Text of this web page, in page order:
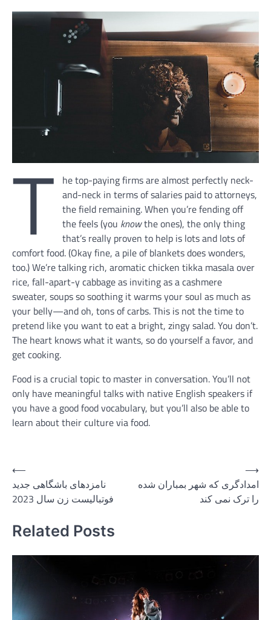
T he top-paying firms are almost perfectly neck-
and-neck in terms of salaries paid to attorneys,
the field remaining. When you’re fending off
the feels (you knowthe ones), the only thing
that’s really proven to help is lots and lots of
comfort food. (Okay fine, a pile of blankets does wonders,
too.) We’re talking rich, aromatic chicken tikka masala over
rice, fall-apart-y cabbage as inviting as a cashmere
sweater, soups so soothing it warms your soul as much as
your belly—and oh, tons of carbs. This is not the time to
pretend like you want to eat a bright, zingy salad. You don’t.
The heart knows what it wants, so do yourself a favor, and
get cooking.
Food is a crucial topic to master in conversation. You’ll not
only have meaningful talks with native English speakers if
you have a good food vocabulary, but you’ll also be able to
learn about their culture via food.
Post
navigation
⟵
نامزدهای باشگاهی جدید
فوتبالیست زن سال 2023
امدادگری که شهر بمباران شده
را ترک نمی کند
⟶
Related Posts